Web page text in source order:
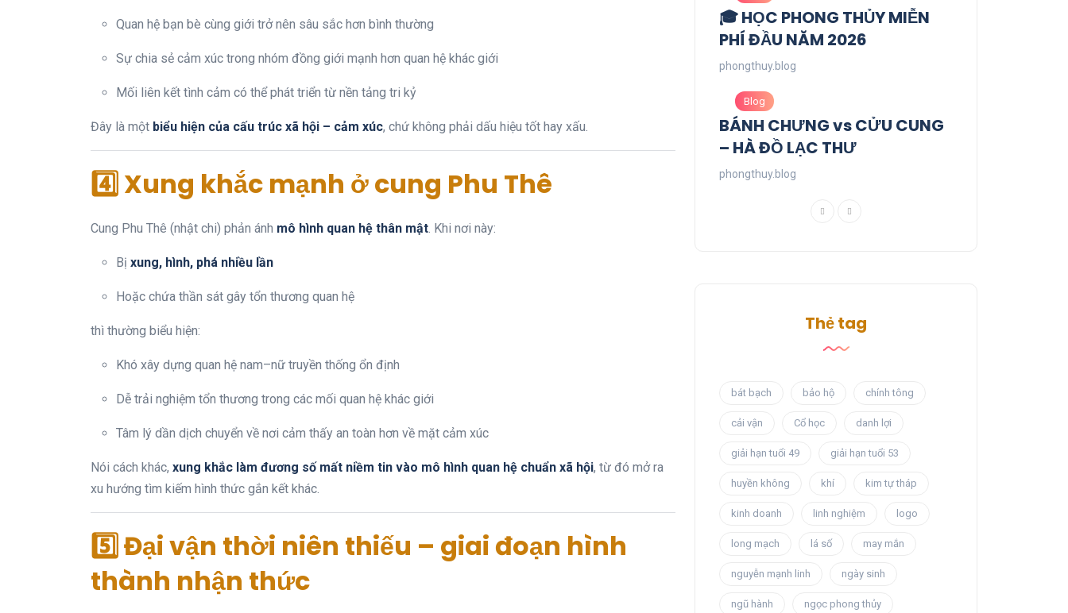
Quan hệ bạn bè cùng giới trở nên sâu sắc hơn bình thường
Sự chia sẻ cảm xúc trong nhóm đồng giới mạnh hơn quan hệ khác giới
Mối liên kết tình cảm có thể phát triển từ nền tảng tri kỷ
Đây là một biểu hiện của cấu trúc xã hội – cảm xúc, chứ không phải dấu hiệu tốt hay xấu.
4️⃣ Xung khắc mạnh ở cung Phu Thê
Cung Phu Thê (nhật chi) phản ánh mô hình quan hệ thân mật. Khi nơi này:
Bị xung, hình, phá nhiều lần
Hoặc chứa thần sát gây tổn thương quan hệ
thì thường biểu hiện:
Khó xây dựng quan hệ nam–nữ truyền thống ổn định
Dễ trải nghiệm tổn thương trong các mối quan hệ khác giới
Tâm lý dần dịch chuyển về nơi cảm thấy an toàn hơn về mặt cảm xúc
Nói cách khác, xung khắc làm đương số mất niềm tin vào mô hình quan hệ chuẩn xã hội, từ đó mở ra
xu hướng tìm kiếm hình thức gắn kết khác.
5️⃣ Đại vận thời niên thiếu – giai đoạn hình
thành nhận thức
🎓 HỌC PHONG THỦY MIỄN
PHÍ ĐẦU NĂM 2026
phongthuy.blog
Blog
BÁNH CHƯNG vs CỬU CUNG
– HÀ ĐỒ LẠC THƯ
phongthuy.blog
Thẻ tag
bát bạch bảo hộ chính tông
cải vận Cổ học danh lợi
giải hạn tuổi 49 giải hạn tuổi 53
huyền không khí kim tự tháp
kinh doanh linh nghiệm logo
long mạch lá số may mắn
nguyễn mạnh linh ngày sinh
ngũ hành ngọc phong thủy